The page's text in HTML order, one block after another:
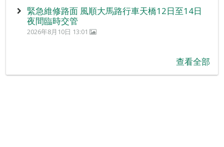
緊急維修路面 風順大馬路行車天橋12日至14日
夜間臨時交管
2026年8月10日 13:01
查看全部